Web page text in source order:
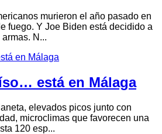
murieron el año pasado en
fuego. Y Joe Biden está decidido a
N...
está en Málaga
elevados picos junto con
microclimas que favorecen una
120 esp...